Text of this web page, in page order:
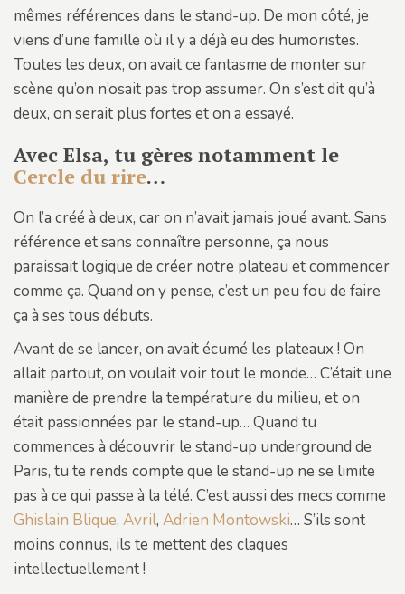
mêmes références dans le stand-up. De mon côté, je
viens d’une famille où il y a déjà eu des humoristes.
Toutes les deux, on avait ce fantasme de monter sur
scène qu’on n’osait pas trop assumer. On s’est dit qu’à
deux, on serait plus fortes et on a essayé.
Avec Elsa, tu gères notamment le
Cercle du rire…
On l’a créé à deux, car on n’avait jamais joué avant. Sans
référence et sans connaître personne, ça nous
paraissait logique de créer notre plateau et commencer
comme ça. Quand on y pense, c’est un peu fou de faire
ça à ses tous débuts.
Avant de se lancer, on avait écumé les plateaux ! On
allait partout, on voulait voir tout le monde… C’était une
manière de prendre la température du milieu, et on
était passionnées par le stand-up… Quand tu
commences à découvrir le stand-up underground de
Paris, tu te rends compte que le stand-up ne se limite
pas à ce qui passe à la télé. C’est aussi des mecs comme
Ghislain Blique, Avril, Adrien Montowski… S’ils sont
moins connus, ils te mettent des claques
intellectuellement !